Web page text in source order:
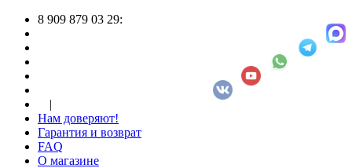
8 909 879 03 29:
|
Нам доверяют!
Гарантия и возврат
FAQ
О магазине